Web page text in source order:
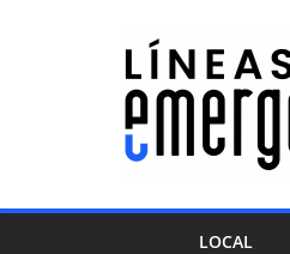
LOCAL